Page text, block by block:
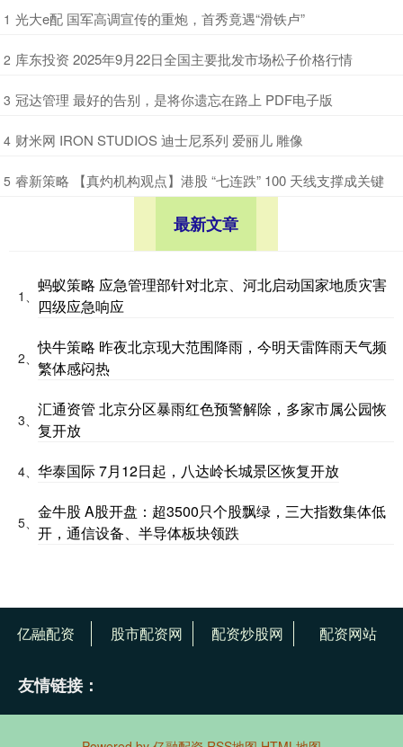
1 ​光大e配 国军高调宣传的重炮，首秀竟遇“滑铁卢”
2 ​库东投资 2025年9月22日全国主要批发市场松子价格行情
3 ​冠达管理 最好的告别，是将你遗忘在路上 PDF电子版
4 ​财米网 IRON STUDIOS 迪士尼系列 爱丽儿 雕像
5 ​睿新策略 【真灼机构观点】港股 “七连跌” 100 天线支撑成关键
最新文章
1、
蚂蚁策略 应急管理部针对北京、河北启动国家地质灾害
四级应急响应
2、
快牛策略 昨夜北京现大范围降雨，今明天雷阵雨天气频
繁体感闷热
3、
汇通资管 北京分区暴雨红色预警解除，多家市属公园恢
复开放
4、 华泰国际 7月12日起，八达岭长城景区恢复开放
5、
金牛股 A股开盘：超3500只个股飘绿，三大指数集体低
开，通信设备、半导体板块领跌
亿融配资 股市配资网 配资炒股网 配资网站
友情链接：